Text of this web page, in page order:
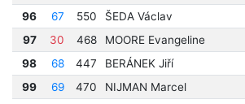
96
67 550 ŠEDA Václav
97
30 468 MOORE Evangeline
98
68 447 BERÁNEK Jiří
99
69 470 NIJMAN Marcel